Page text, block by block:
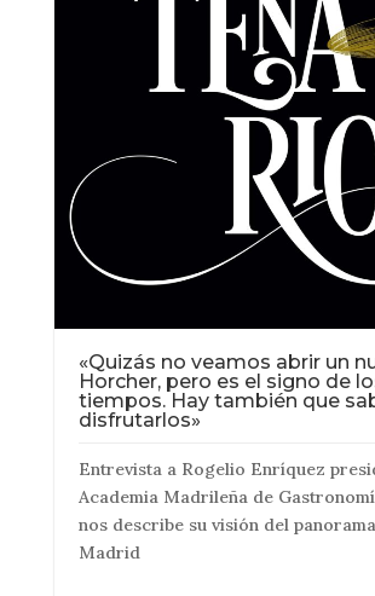
«Quizás no veamos abrir un
Horcher, pero es el signo de
tiempos. Hay también que
disfrutarlos»
Entrevista a Rogelio Enríquez
Academia Madrileña de
nos describe su visión del
Madrid